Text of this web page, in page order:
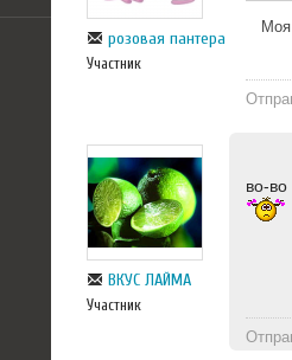
розовая пантера
Участник
ВКУС ЛАЙМА
Участник
во-